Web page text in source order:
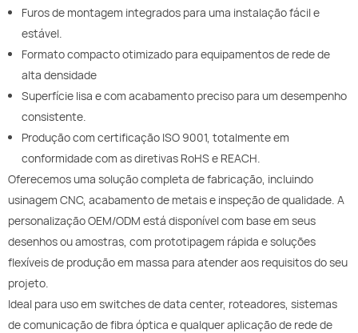
Furos de montagem integrados para uma instalação fácil e
estável.
Formato compacto otimizado para equipamentos de rede de
alta densidade
Superfície lisa e com acabamento preciso para um desempenho
consistente.
Produção com certificação ISO 9001, totalmente em
conformidade com as diretivas RoHS e REACH.
Oferecemos uma solução completa de fabricação, incluindo
usinagem CNC, acabamento de metais e inspeção de qualidade. A
personalização OEM/ODM está disponível com base em seus
desenhos ou amostras, com prototipagem rápida e soluções
flexíveis de produção em massa para atender aos requisitos do seu
projeto.
Ideal para uso em switches de data center, roteadores, sistemas
de comunicação de fibra óptica e qualquer aplicação de rede de